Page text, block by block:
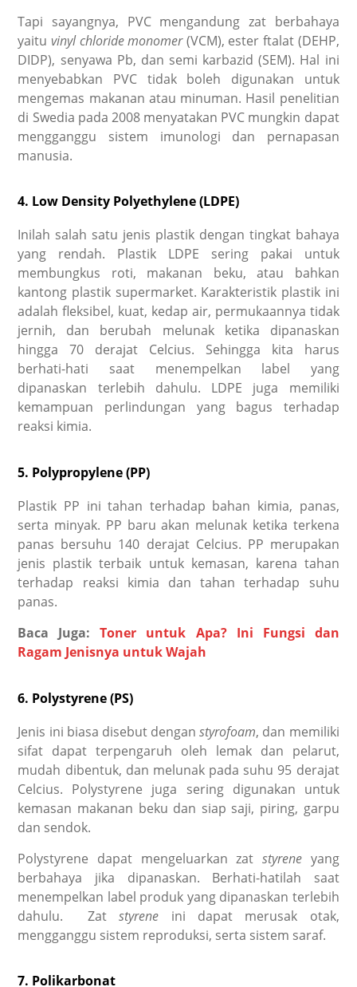
Tapi sayangnya, PVC mengandung zat berbahaya
yaitu vinyl chloride monomer(VCM), ester ftalat (DEHP,
DIDP), senyawa Pb, dan semi karbazid (SEM). Hal ini
menyebabkan PVC tidak boleh digunakan untuk
mengemas makanan atau minuman. Hasil penelitian
di Swedia pada 2008 menyatakan PVC mungkin dapat
mengganggu sistem imunologi dan pernapasan
manusia.
4. Low Density Polyethylene (LDPE)
Inilah salah satu jenis plastik dengan tingkat bahaya
yang rendah. Plastik LDPE sering pakai untuk
membungkus roti, makanan beku, atau bahkan
kantong plastik supermarket. Karakteristik plastik ini
adalah fleksibel, kuat, kedap air, permukaannya tidak
jernih, dan berubah melunak ketika dipanaskan
hingga 70 derajat Celcius. Sehingga kita harus
berhati-hati saat menempelkan label yang
dipanaskan terlebih dahulu. LDPE juga memiliki
kemampuan perlindungan yang bagus terhadap
reaksi kimia.
5. Polypropylene (PP)
Plastik PP ini tahan terhadap bahan kimia, panas,
serta minyak. PP baru akan melunak ketika terkena
panas bersuhu 140 derajat Celcius. PP merupakan
jenis plastik terbaik untuk kemasan, karena tahan
terhadap reaksi kimia dan tahan terhadap suhu
panas.
Baca Juga:Toner untuk Apa? Ini Fungsi dan
Ragam Jenisnya untuk Wajah
6. Polystyrene (PS)
Jenis ini biasa disebut denganstyrofoam, dan memiliki
sifat dapat terpengaruh oleh lemak dan pelarut,
mudah dibentuk, dan melunak pada suhu 95 derajat
Celcius. Polystyrene juga sering digunakan untuk
kemasan makanan beku dan siap saji, piring, garpu
dan sendok.
Polystyrene dapat mengeluarkan zat styreneyang
berbahaya jika dipanaskan. Berhati-hatilah saat
menempelkan label produk yang dipanaskan terlebih
dahulu. Zatstyrene ini dapat merusak otak,
mengganggu sistem reproduksi, serta sistem saraf.
7. Polikarbonat